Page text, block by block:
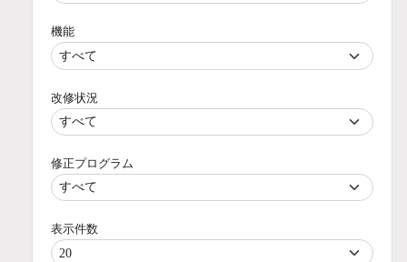
機能
改修状況
修正プログラム
表示件数